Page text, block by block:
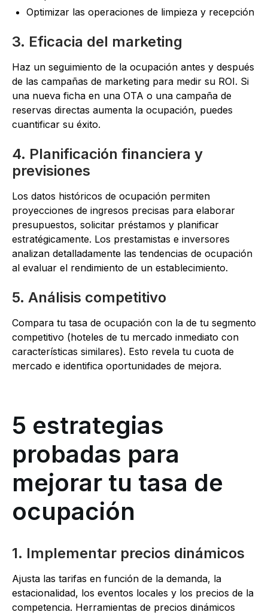
Optimizar las operaciones de limpieza y recepción
3. Eficacia del marketing
Haz un seguimiento de la ocupación antes y después
de las campañas de marketing para medir su ROI. Si
una nueva ficha en una OTA o una campaña de
reservas directas aumenta la ocupación, puedes
cuantificar su éxito.
4. Planificación financiera y
previsiones
Los datos históricos de ocupación permiten
proyecciones de ingresos precisas para elaborar
presupuestos, solicitar préstamos y planificar
estratégicamente. Los prestamistas e inversores
analizan detalladamente las tendencias de ocupación
al evaluar el rendimiento de un establecimiento.
5. Análisis competitivo
Compara tu tasa de ocupación con la de tu segmento
competitivo (hoteles de tu mercado inmediato con
características similares). Esto revela tu cuota de
mercado e identifica oportunidades de mejora.
5 estrategias
probadas para
mejorar tu tasa de
ocupación
1. Implementar precios dinámicos
Ajusta las tarifas en función de la demanda, la
estacionalidad, los eventos locales y los precios de la
competencia. Herramientas de precios dinámicos